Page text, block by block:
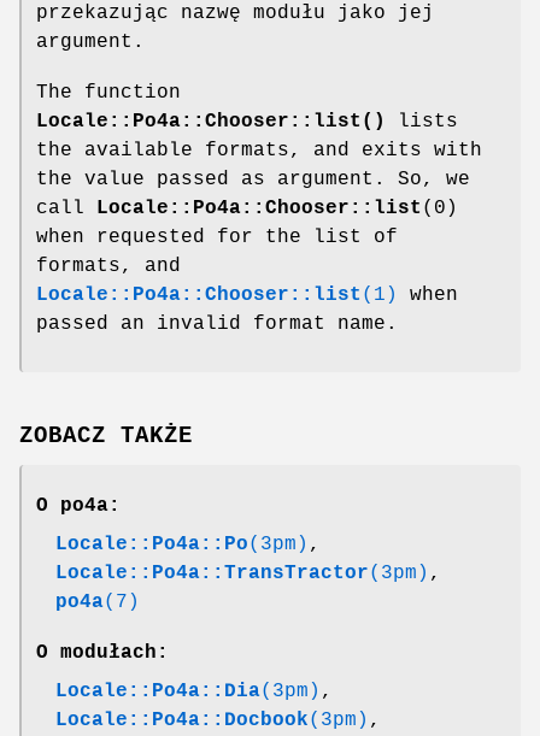
przekazując nazwę modułu jako jej
argument.
The function
Locale::Po4a::Chooser::list()
lists
the available formats, and exits with
the value passed as argument. So, we
call Locale::Po4a::Chooser::list (0)
when requested for the list of
formats, and
Locale::Po4a::Chooser::list (1)
when
passed an invalid format name.
ZOBACZ TAKŻE
O po4a:
Locale::Po4a::Po(3pm) ,
Locale::Po4a::TransTractor(3pm) ,
po4a(7)
O modułach:
Locale::Po4a::Dia(3pm) ,
Locale::Po4a::Docbook(3pm) ,